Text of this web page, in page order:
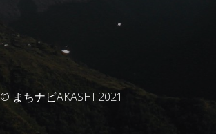
© まちナビAKASHI 2021